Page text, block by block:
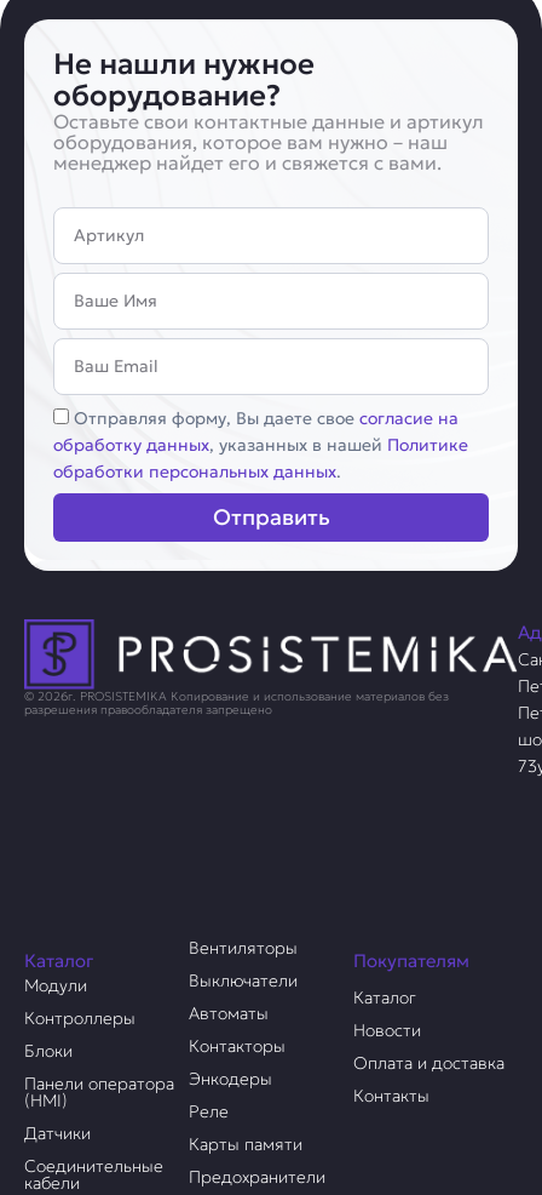
Не нашли нужное
оборудование?
Оставьте свои контактные данные и артикул
оборудования, которое вам нужно – наш
менеджер найдет его и свяжется с вами.
Артикул
Имя
Email
Соглашение
Отправляя форму, Вы даете свое согласие на
обработку данных, указанных в нашей Политике
обработки персональных данных.
Отправить
© 2026г. PROSISTEMIKA Копирование и использование материалов без
разрешения правообладателя запрещено
Каталог
Модули
Контроллеры
Блоки
Панели оператора
(HMI)
Датчики
Соединительные
кабели
Вентиляторы
Выключатели
Автоматы
Контакторы
Энкодеры
Реле
Карты памяти
Предохранители
Покупателям
Каталог
Новости
Оплата и доставка
Контакты